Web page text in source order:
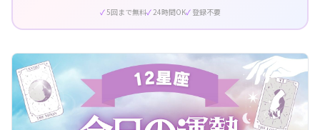
5回まで無料 24時間OK 登録不要